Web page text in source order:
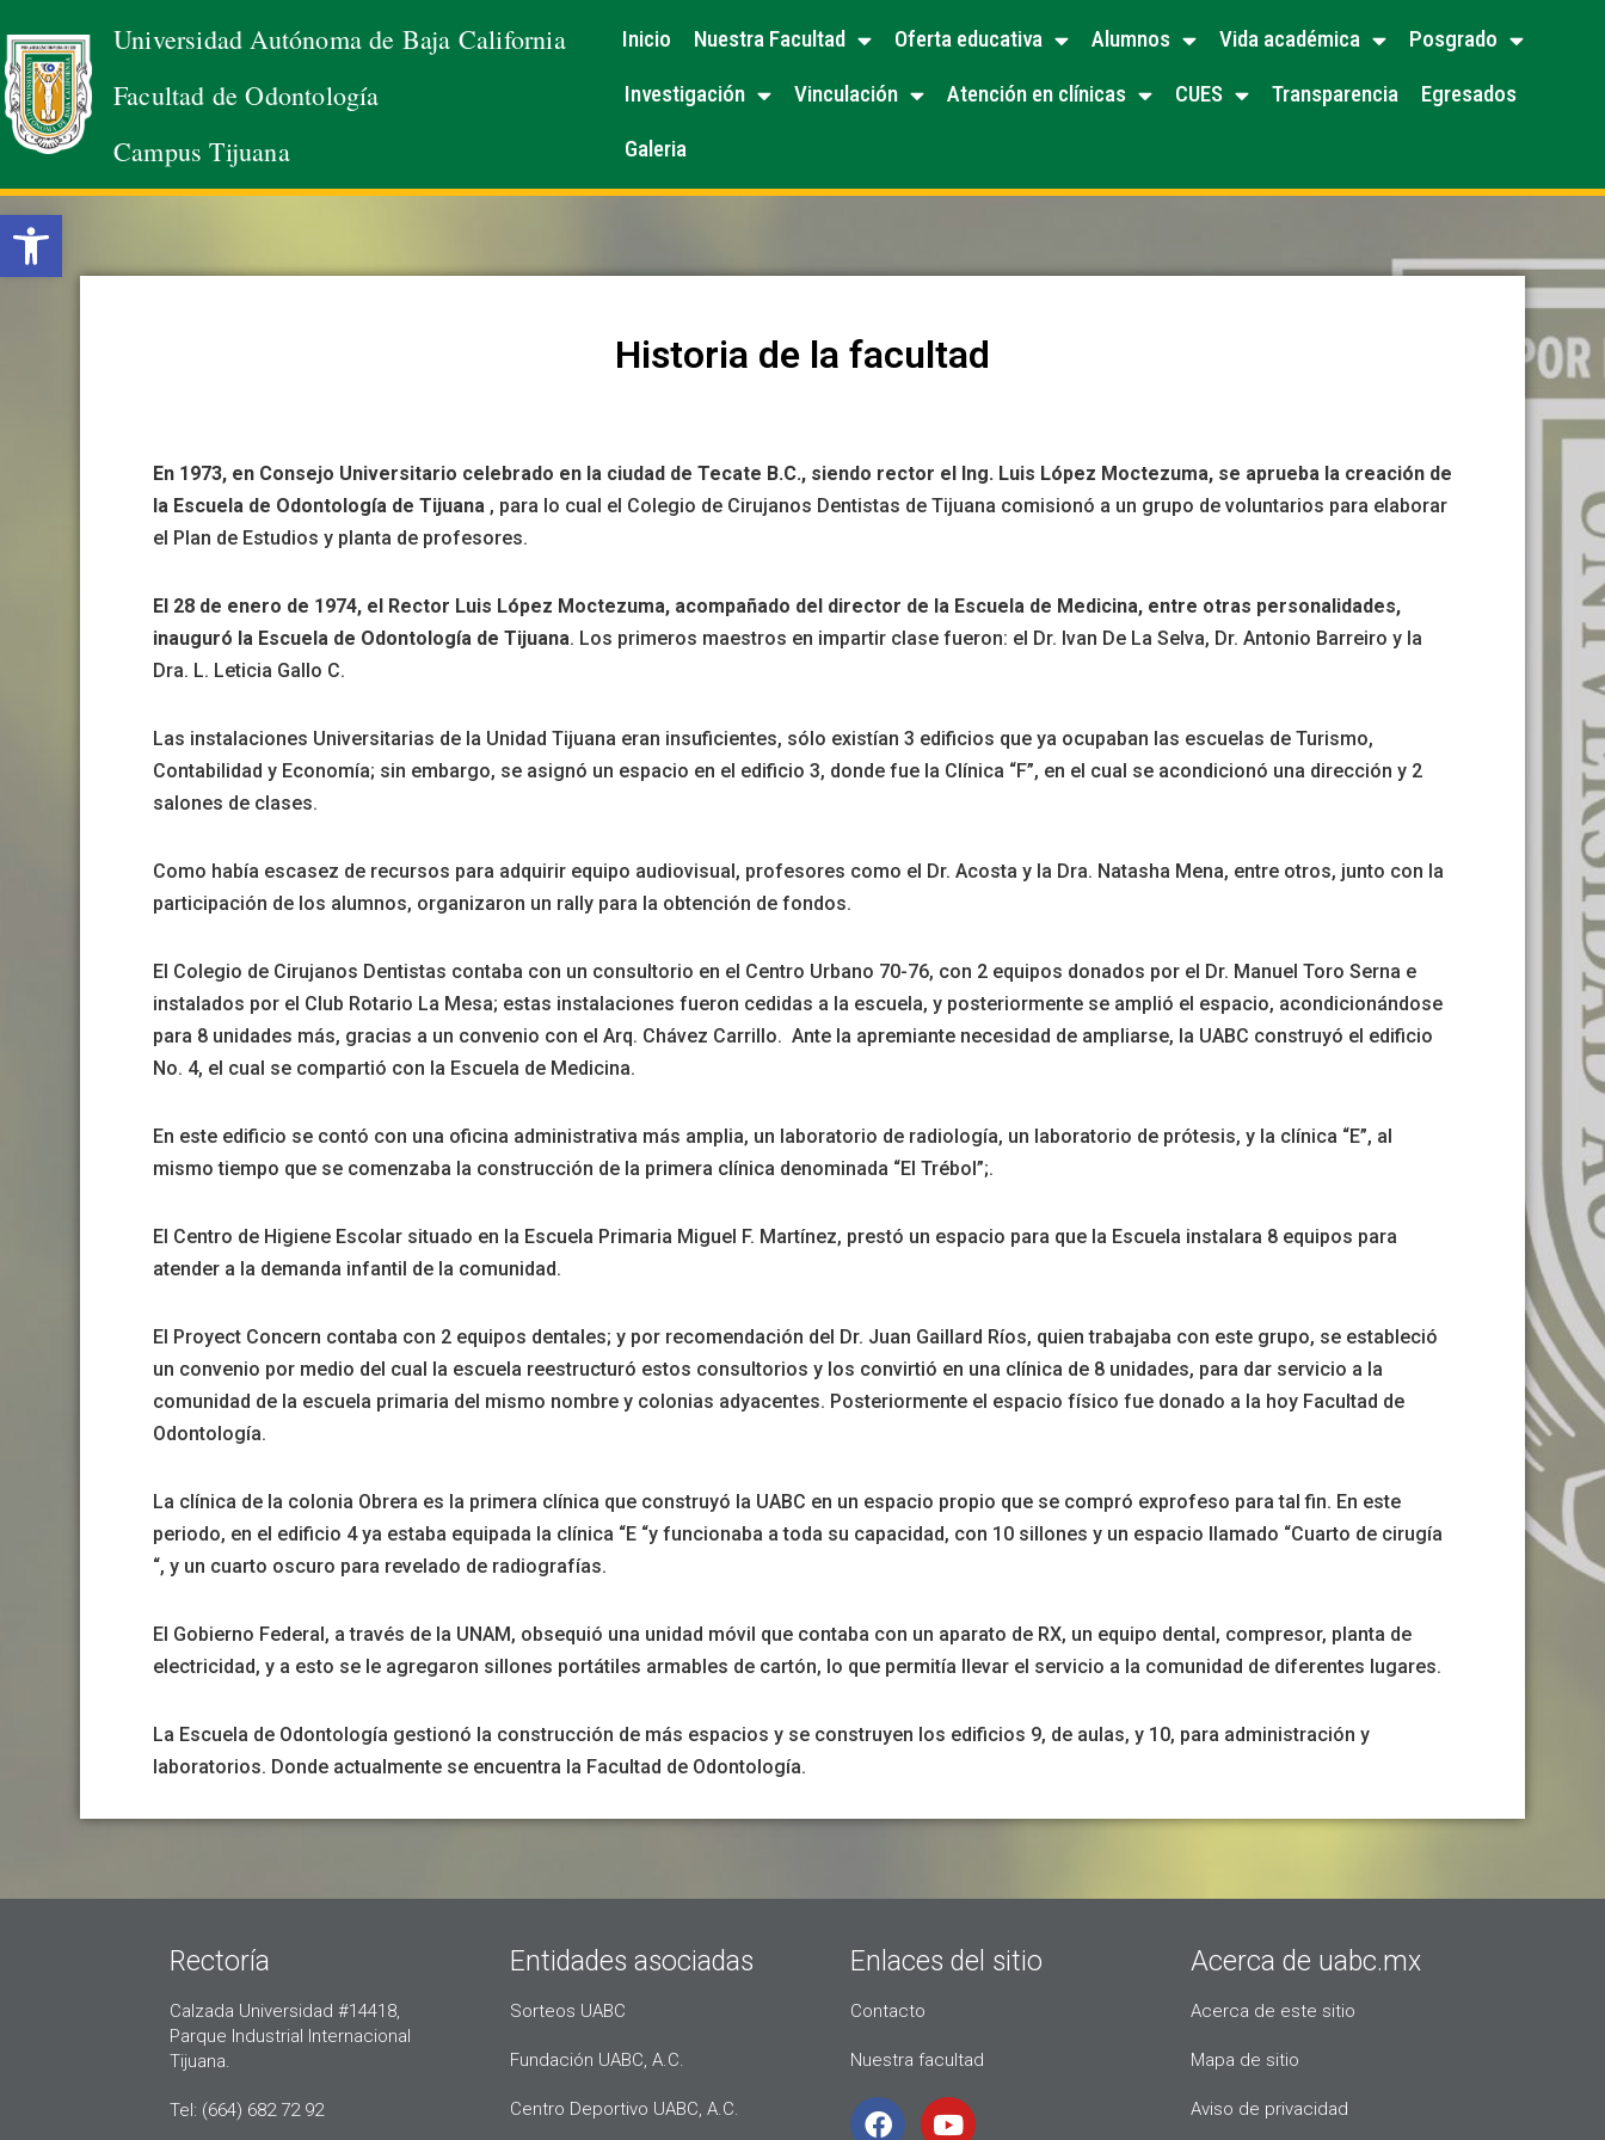
Abrir barra de herramientas
Saltar
al
contenido
Universidad Autónoma de Baja California
Facultad de Odontología
Campus Tijuana
Inicio Nuestra Facultad Oferta educativa Alumnos Vida académica
Posgrado
Investigación
Vinculación Atención en clínicas CUES Transparencia
Egresados
Galeria
Historia de la facultad
En 1973, en Consejo Universitario celebrado en la ciudad de Tecate B.C., siendo rector el Ing. Luis López Moctezuma, se aprueba la creación de
la Escuela de Odontología de Tijuana, para lo cual el Colegio de Cirujanos Dentistas de Tijuana comisionó a un grupo de voluntarios para elaborar
el Plan de Estudios y planta de profesores.
El 28 de enero de 1974, el Rector Luis López Moctezuma, acompañado del director de la Escuela de Medicina, entre otras personalidades,
inauguró la Escuela de Odontología de Tijuana. Los primeros maestros en impartir clase fueron: el Dr. Ivan De La Selva, Dr. Antonio Barreiro y la
Dra. L. Leticia Gallo C.
Las instalaciones Universitarias de la Unidad Tijuana eran insuficientes, sólo existían 3 edificios que ya ocupaban las escuelas de Turismo,
Contabilidad y Economía; sin embargo, se asignó un espacio en el edificio 3, donde fue la Clínica “F”, en el cual se acondicionó una dirección y 2
salones de clases.
Como había escasez de recursos para adquirir equipo audiovisual, profesores como el Dr. Acosta y la Dra. Natasha Mena, entre otros, junto con la
participación de los alumnos, organizaron un rally para la obtención de fondos.
El Colegio de Cirujanos Dentistas contaba con un consultorio en el Centro Urbano 70-76, con 2 equipos donados por el Dr. Manuel Toro Serna e
instalados por el Club Rotario La Mesa; estas instalaciones fueron cedidas a la escuela, y posteriormente se amplió el espacio, acondicionándose
para 8 unidades más, gracias a un convenio con el Arq. Chávez Carrillo. Ante la apremiante necesidad de ampliarse, la UABC construyó el edificio
No. 4, el cual se compartió con la Escuela de Medicina.
En este edificio se contó con una oficina administrativa más amplia, un laboratorio de radiología, un laboratorio de prótesis, y la clínica “E”, al
mismo tiempo que se comenzaba la construcción de la primera clínica denominada “El Trébol”;.
El Centro de Higiene Escolar situado en la Escuela Primaria Miguel F. Martínez, prestó un espacio para que la Escuela instalara 8 equipos para
atender a la demanda infantil de la comunidad.
El Proyect Concern contaba con 2 equipos dentales; y por recomendación del Dr. Juan Gaillard Ríos, quien trabajaba con este grupo, se estableció
un convenio por medio del cual la escuela reestructuró estos consultorios y los convirtió en una clínica de 8 unidades, para dar servicio a la
comunidad de la escuela primaria del mismo nombre y colonias adyacentes. Posteriormente el espacio físico fue donado a la hoy Facultad de
Odontología.
La clínica de la colonia Obrera es la primera clínica que construyó la UABC en un espacio propio que se compró exprofeso para tal fin. En este
periodo, en el edificio 4 ya estaba equipada la clínica “E “y funcionaba a toda su capacidad, con 10 sillones y un espacio llamado “Cuarto de cirugía
“, y un cuarto oscuro para revelado de radiografías.
El Gobierno Federal, a través de la UNAM, obsequió una unidad móvil que contaba con un aparato de RX, un equipo dental, compresor, planta de
electricidad, y a esto se le agregaron sillones portátiles armables de cartón, lo que permitía llevar el servicio a la comunidad de diferentes lugares.
La Escuela de Odontología gestionó la construcción de más espacios y se construyen los edificios 9, de aulas, y 10, para administración y
laboratorios. Donde actualmente se encuentra la Facultad de Odontología.
Rectoría
Calzada Universidad #14418,
Parque Industrial Internacional
Tijuana.
Tel: (664) 682 72 92
Entidades asociadas
Sorteos UABC
Fundación UABC, A.C.
Centro Deportivo UABC, A.C.
Enlaces del sitio
Contacto
Nuestra facultad
Acerca de uabc.mx
Acerca de este sitio
Mapa de sitio
Aviso de privacidad